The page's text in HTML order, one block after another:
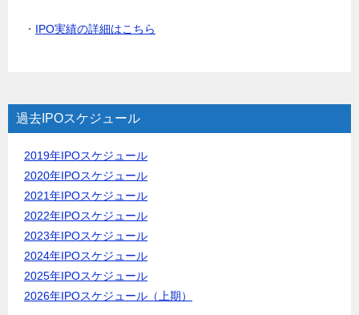
・ IPO実績の詳細はこちら
過去IPOスケジュール
2019年IPOスケジュール
2020年IPOスケジュール
2021年IPOスケジュール
2022年IPOスケジュール
2023年IPOスケジュール
2024年IPOスケジュール
2025年IPOスケジュール
2026年IPOスケジュール（上期）